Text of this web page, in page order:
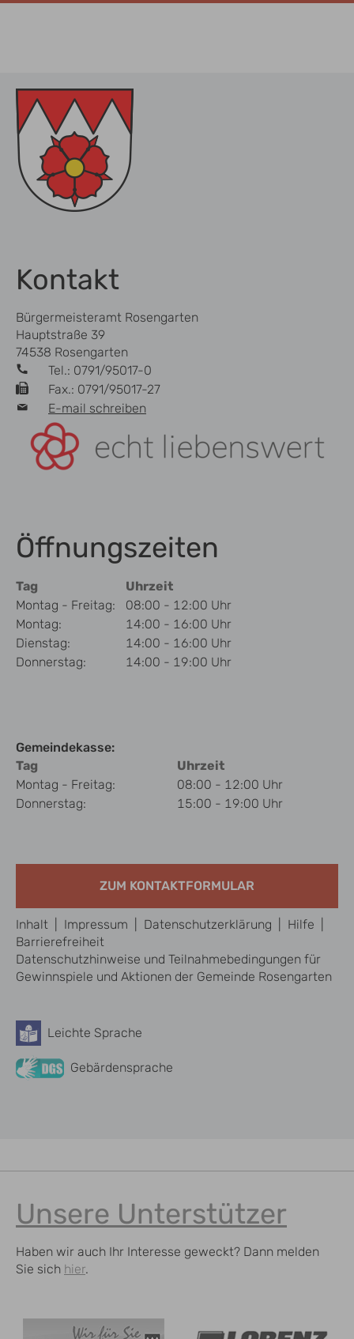
Kontakt
Bürgermeisteramt Rosengarten
Hauptstraße 39
74538 Rosengarten
Tel.: 0791/95017-0
Fax.: 0791/95017-27
E-mail schreiben
Öffnungszeiten
Tag
Uhrzeit
Montag - Freitag:
08:00 - 12:00 Uhr
Montag:
14:00 - 16:00 Uhr
Dienstag:
14:00 - 16:00 Uhr
Donnerstag:
14:00 - 19:00 Uhr
Gemeindekasse:
Tag
Uhrzeit
Montag - Freitag:
08:00 - 12:00 Uhr
Donnerstag:
15:00 - 19:00 Uhr
ZUM KONTAKTFORMULAR
Inhalt Impressum Datenschutzerklärung Hilfe
Barrierefreiheit
Datenschutzhinweise und Teilnahmebedingungen für
Gewinnspiele und Aktionen der Gemeinde Rosengarten
Barrierefreiheit
Leichte Sprache
Gebärdensprache
Unsere Unterstützer
Haben wir auch Ihr Interesse geweckt? Dann melden
Sie sich hier.